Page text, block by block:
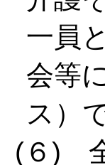
一員
会等
ス）
(６)